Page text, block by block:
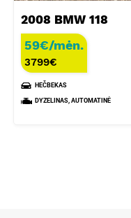
2008 BMW 118
59€/mėn.
3799€
HEČBEKAS
DYZELINAS, AUTOMATINĖ